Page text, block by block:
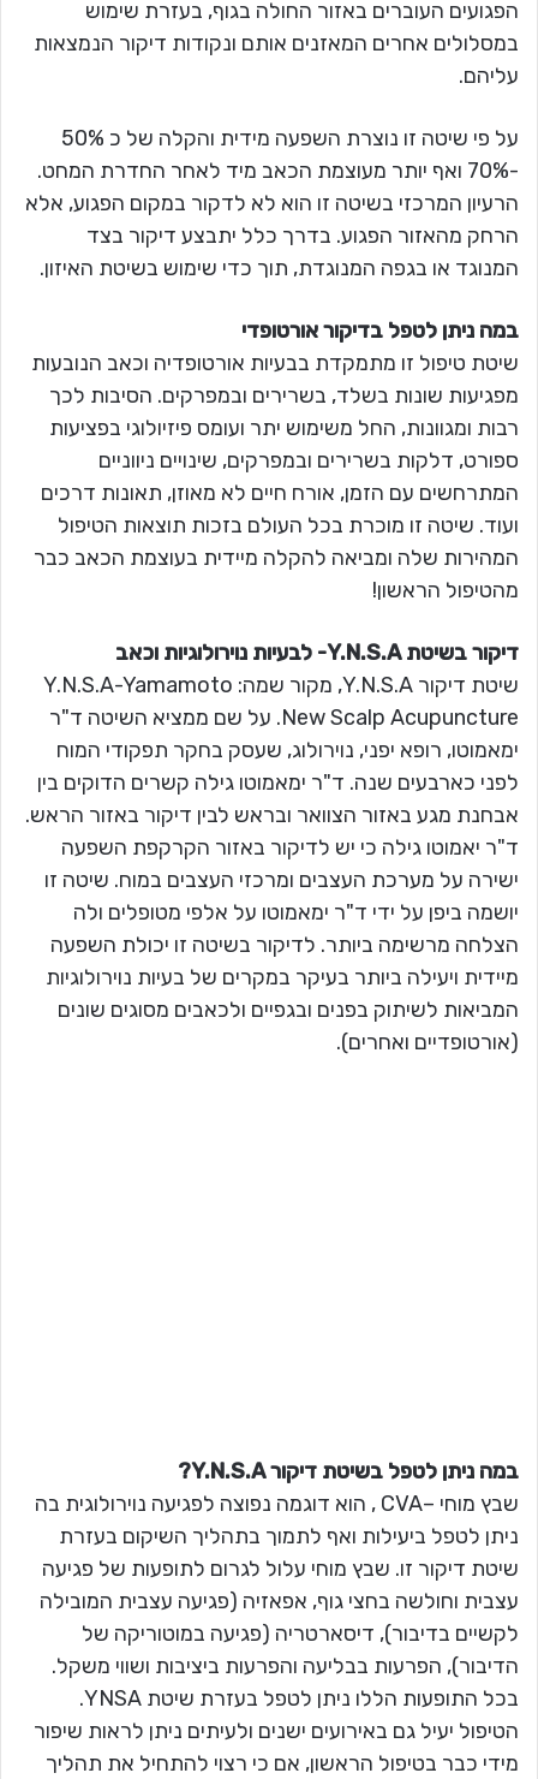
הפגועים העוברים באזור החולה בגוף, בעזרת שימוש
במסלולים אחרים המאזנים אותם ונקודות דיקור הנמצאות
עליהם.
על פי שיטה זו נוצרת השפעה מידית והקלה של כ 50%
-70% ואף יותר מעוצמת הכאב מיד לאחר החדרת המחט.
הרעיון המרכזי בשיטה זו הוא לא לדקור במקום הפגוע, אלא
הרחק מהאזור הפגוע. בדרך כלל יתבצע דיקור בצד
המנוגד או בגפה המנוגדת, תוך כדי שימוש בשיטת האיזון.
במה ניתן לטפל בדיקור אורטופדי
שיטת טיפול זו מתמקדת בבעיות אורטופדיה וכאב הנובעות
מפגיעות שונות בשלד, בשרירים ובמפרקים. הסיבות לכך
רבות ומגוונות, החל משימוש יתר ועומס פיזיולוגי בפציעות
ספורט, דלקות בשרירים ובמפרקים, שינויים ניווניים
המתרחשים עם הזמן, אורח חיים לא מאוזן, תאונות דרכים
ועוד. שיטה זו מוכרת בכל העולם בזכות תוצאות הטיפול
המהירות שלה ומביאה להקלה מיידית בעוצמת הכאב כבר
מהטיפול הראשון!
דיקור בשיטת Y.N.S.A- לבעיות נוירולוגיות וכאב
שיטת דיקור Y.N.S.A, מקור שמה: Y.N.S.A-Yamamoto
New Scalp Acupuncture. על שם ממציא השיטה ד"ר
ימאמוטו, רופא יפני, נוירולוג, שעסק בחקר תפקודי המוח
לפני כארבעים שנה. ד"ר ימאמוטו גילה קשרים הדוקים בין
אבחנת מגע באזור הצוואר ובראש לבין דיקור באזור הראש.
ד"ר יאמוטו גילה כי יש לדיקור באזור הקרקפת השפעה
ישירה על מערכת העצבים ומרכזי העצבים במוח. שיטה זו
יושמה ביפן על ידי ד"ר ימאמוטו על אלפי מטופלים ולה
הצלחה מרשימה ביותר. לדיקור בשיטה זו יכולת השפעה
מיידית ויעילה ביותר בעיקר במקרים של בעיות נוירולוגיות
המביאות לשיתוק בפנים ובגפיים ולכאבים מסוגים שונים
(אורטופדיים ואחרים).
במה ניתן לטפל בשיטת דיקור Y.N.S.A?
שבץ מוחי –CVA , הוא דוגמה נפוצה לפגיעה נוירולוגית בה
ניתן לטפל ביעילות ואף לתמוך בתהליך השיקום בעזרת
שיטת דיקור זו. שבץ מוחי עלול לגרום לתופעות של פגיעה
עצבית וחולשה בחצי גוף, אפאזיה (פגיעה עצבית המובילה
לקשיים בדיבור), דיסארטריה (פגיעה במוטוריקה של
הדיבור), הפרעות בבליעה והפרעות ביציבות ושווי משקל.
בכל התופעות הללו ניתן לטפל בעזרת שיטת YNSA.
הטיפול יעיל גם באירועים ישנים ולעיתים ניתן לראות שיפור
מידי כבר בטיפול הראשון, אם כי רצוי להתחיל את תהליך